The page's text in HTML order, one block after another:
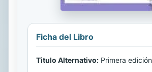
Ficha del Libro
Titulo Alternativo: Primera edición